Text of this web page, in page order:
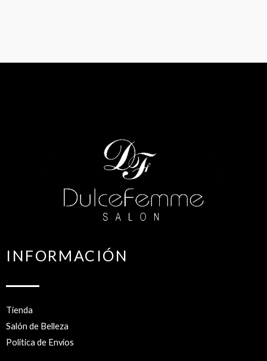
INFORMACIÓN
Tienda
Salón de Belleza
Política de Envíos